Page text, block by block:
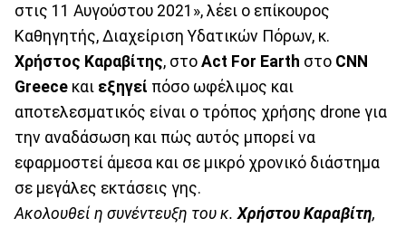
στις 11 Αυγούστου 2021», λέει ο επίκουρος
Καθηγητής, Διαχείριση Υδατικών Πόρων, κ.
Χρήστος Καραβίτης, στο Act For Earth στο CNN
Greece και εξηγεί πόσο ωφέλιμος και
αποτελεσματικός είναι ο τρόπος χρήσης drone για
την αναδάσωση και πώς αυτός μπορεί να
εφαρμοστεί άμεσα και σε μικρό χρονικό διάστημα
σε μεγάλες εκτάσεις γης.
Ακολουθεί η συνέντευξη του κ. Χρήστου Καραβίτη,